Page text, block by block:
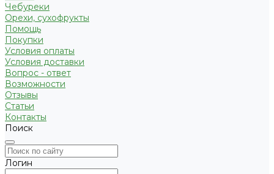
Чебуреки
Орехи, сухофрукты
Помощь
Покупки
Условия оплаты
Условия доставки
Вопрос - ответ
Возможности
Отзывы
Статьи
Контакты
Поиск
Логин